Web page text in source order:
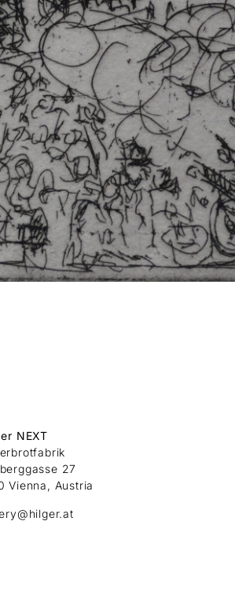
NEXT
27
Vienna, Austria